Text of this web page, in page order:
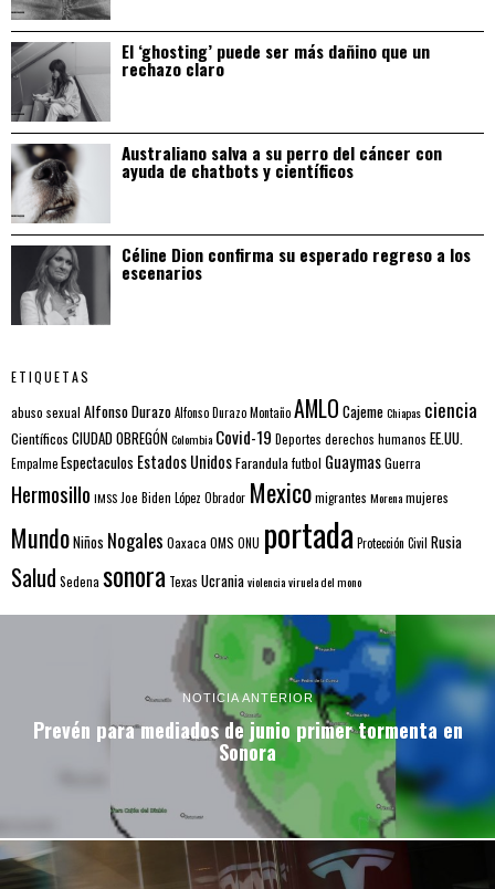
El ‘ghosting’ puede ser más dañino que un
rechazo claro
Australiano salva a su perro del cáncer con
ayuda de chatbots y científicos
Céline Dion confirma su esperado regreso a los
escenarios
ETIQUETAS
abuso sexual Alfonso DurazoAlfonso Durazo MontañoAMLO CajemeChiapas ciencia
Científicos CIUDAD OBREGÓNColombia Covid-19 Deportes derechos humanos EE.UU.
EmpalmeEspectaculos Estados UnidosFarandulafutbol GuaymasGuerra
Hermosillo IMSS Joe Biden López Obrador Mexicomigrantes Morenamujeres
MundoNiños Nogales Oaxaca OMS ONU portada Protección Civil Rusia
Salud Sedena sonora Texas Ucraniaviolenciaviruela del mono
NOTICIA ANTERIOR
Prevén para mediados de junio primer tormenta en
Sonora